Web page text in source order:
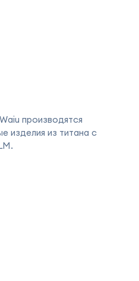
производятся
изделия из титана с